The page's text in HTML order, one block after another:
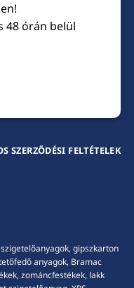
48 órán belül
SZERZŐDÉSI FELTÉTELEK
gipszkarton
anyagok, Bramac
zománcfestékek, lakk